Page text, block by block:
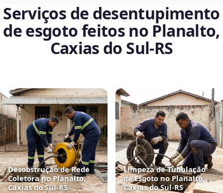
Serviços de desentupimento
de esgoto feitos no Planalto,
Caxias do Sul‑RS
Desobstrução de Rede
Coletora no Planalto,
Caxias do Sul‑RS
Limpeza de Tubulação
de Esgoto no Planalto,
Caxias do Sul‑RS